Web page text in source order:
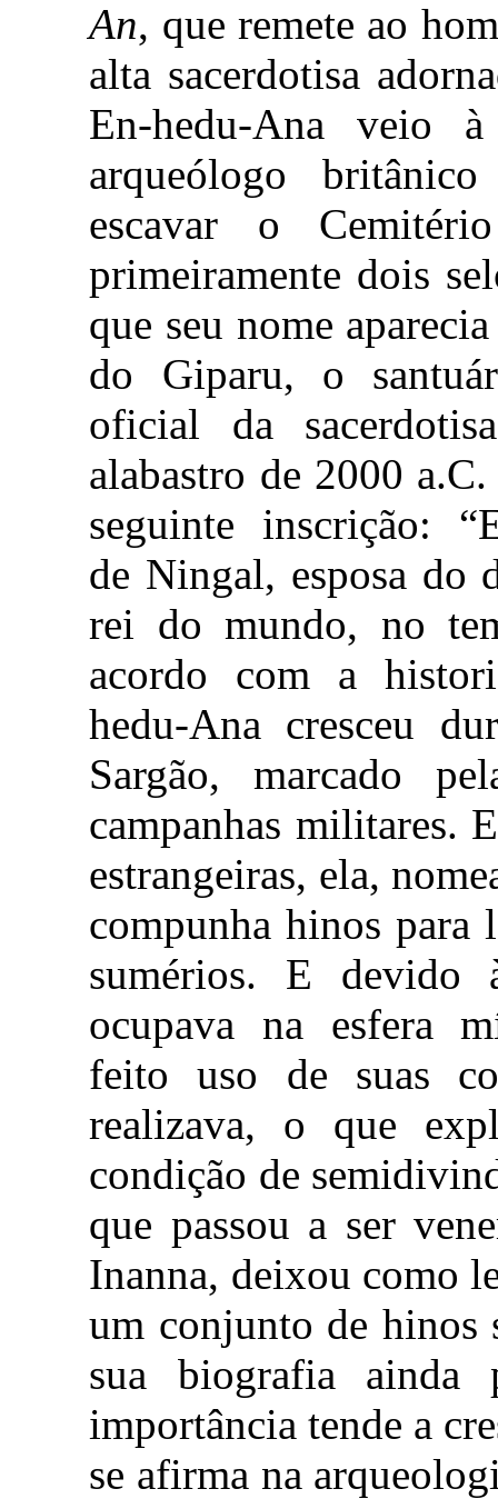
An, que remete ao
alta sacerdotisa
En-hedu-Ana veio
arqueólogo
escavar o
primeiramente dois
que seu nome
do Giparu, o
oficial da
alabastro de 2000
seguinte inscrição:
de Ningal, esposa do
rei do mundo, no
acordo com a
hedu-Ana cresceu
Sargão, marcado
campanhas militares.
estrangeiras, ela,
compunha hinos para
sumérios. E devido
ocupava na esfera
feito uso de suas
realizava, o que
condição de
que passou a ser
Inanna, deixou como
um conjunto de hinos
sua biografia ainda
importância tende a
se afirma na